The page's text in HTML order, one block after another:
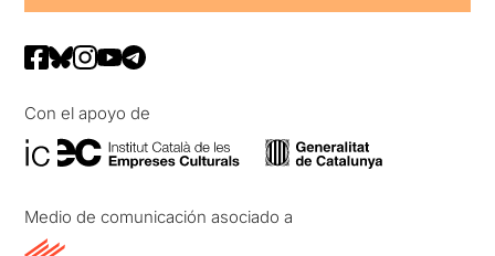
Con el apoyo de
Medio de comunicación asociado a